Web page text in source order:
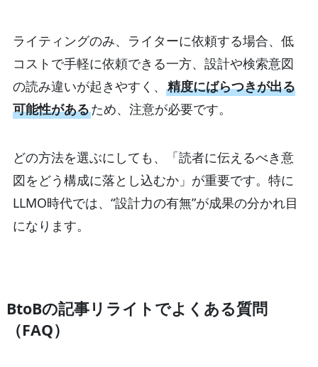
ライティングのみ、ライターに依頼する場合、低
コストで手軽に依頼できる一方、設計や検索意図
の読み違いが起きやすく、 精度にばらつきが出る
可能性があるため、注意が必要です。
どの方法を選ぶにしても、「読者に伝えるべき意
図をどう構成に落とし込むか」が重要です。特に
LLMO時代では、“設計力の有無”が成果の分かれ目
になります。
BtoBの記事リライトでよくある質問
（FAQ）